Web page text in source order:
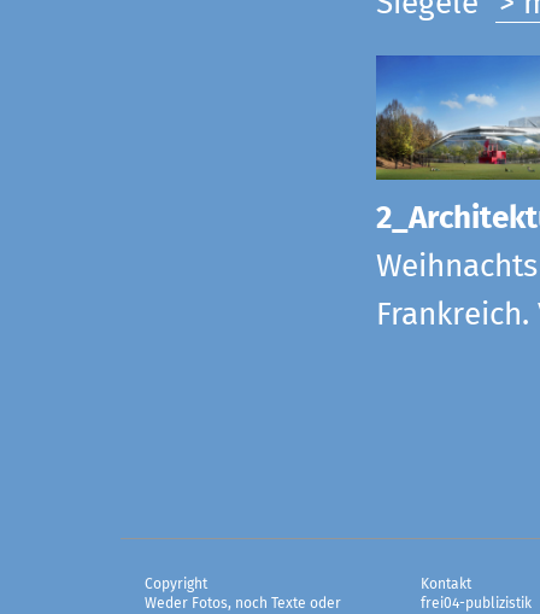
Copyright
Weder Fotos, noch Texte oder
Kontakt
frei04-publizistik